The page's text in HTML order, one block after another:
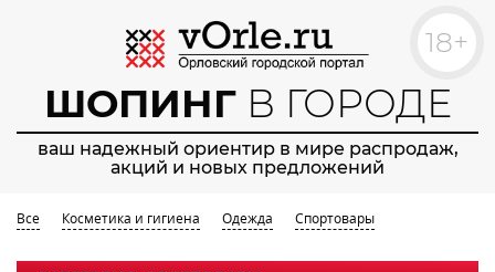
ШОПИНГВ ГОРОДЕ
ваш надежный ориентир в мире распродаж,
акций и новых предложений
18+
Все Косметика и гигиена Одежда Спортовары